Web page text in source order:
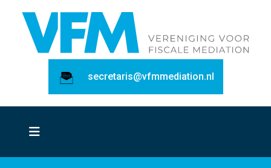
secretaris@vfmmediation.nl